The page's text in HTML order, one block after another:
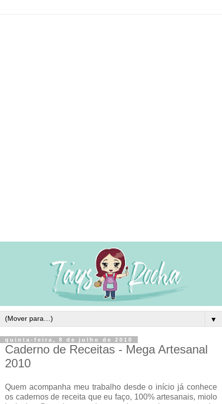
▼
quinta-feira, 8 de julho de 2010
Caderno de Receitas - Mega Artesanal
2010
Quem acompanha meu trabalho desde o início já conhece
os cadernos de receita que eu faço, 100% artesanais, miolo